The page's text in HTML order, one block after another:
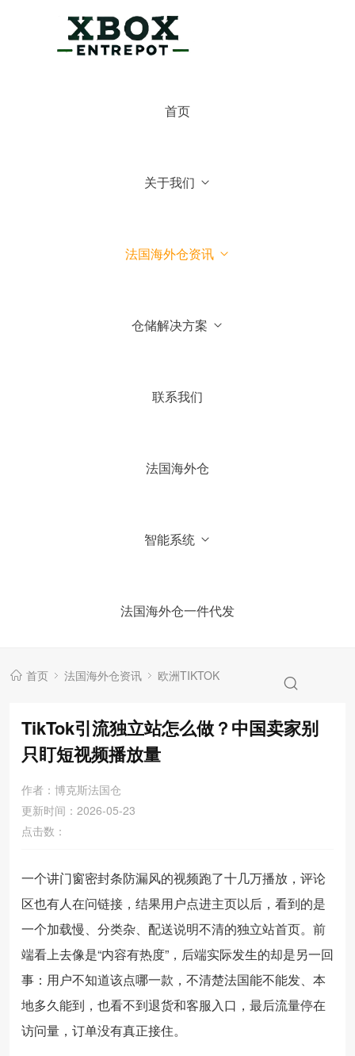
首页
关于我们
法国海外仓资讯
仓储解决方案
联系我们
法国海外仓
智能系统
法国海外仓一件代发
首页 法国海外仓资讯 欧洲TIKTOK
TikTok引流独立站怎么做？中国卖家别
只盯短视频播放量
作者：博克斯法国仓
更新时间：2026-05-23
点击数：
一个讲门窗密封条防漏风的视频跑了十几万播放，评论
区也有人在问链接，结果用户点进主页以后，看到的是
一个加载慢、分类杂、配送说明不清的独立站首页。前
端看上去像是“内容有热度”，后端实际发生的却是另一回
事：用户不知道该点哪一款，不清楚法国能不能发、本
地多久能到，也看不到退货和客服入口，最后流量停在
访问量，订单没有真正接住。
3.我们可以到法国参观你们仓
4.你们国内有公司吗？